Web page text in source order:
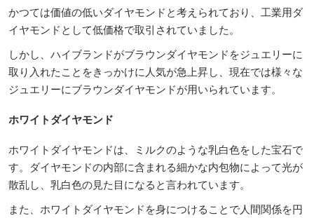
かつては価値の低いダイヤモンドと考えられており、工業用ダ
イヤモンドとして低価格で取引されていました。
しかし、ハイブランドがブラウンダイヤモンドをジュエリーに
取り入れたことをきっかけに人気が急上昇し、現在では様々な
ジュエリーにブラウンダイヤモンドが用いられています。
ホワイトダイヤモンド
ホワイトダイヤモンドは、ミルクのような乳白色をした宝石で
す。ダイヤモンドの内部に含まれる細かな内包物によって光が
散乱し、乳白色の見た目になると言われています。
また、ホワイトダイヤモンドを身につけることで人間関係を円